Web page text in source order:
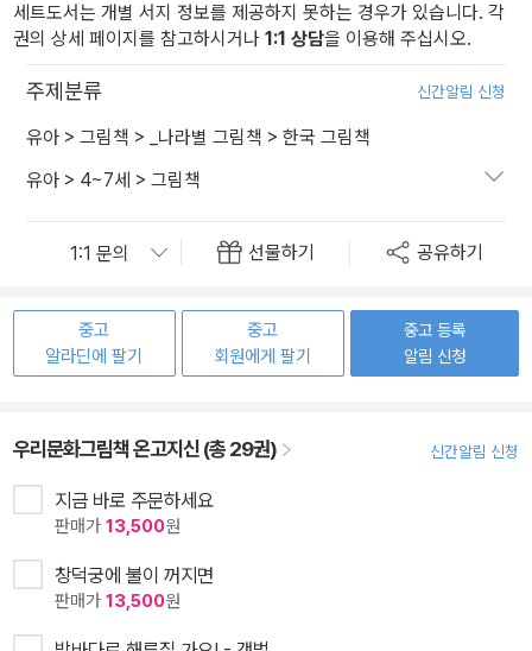
세트도서는 개별 서지 정보를 제공하지 못하는 경우가 있습니다. 각
권의 상세 페이지를 참고하시거나 1:1 상담을 이용해 주십시오.
주제분류 신간알림 신청
유아 > 그림책 > _나라별 그림책 > 한국 그림책
유아 > 4~7세 > 그림책
선물하기 공유하기
중고
알라딘에 팔기
중고
회원에게 팔기
중고 등록
알림 신청
우리문화그림책 온고지신 (총 29권) 신간알림 신청
지금 바로 주문하세요
판매가 13,500원
창덕궁에 불이 꺼지면
판매가 13,500원